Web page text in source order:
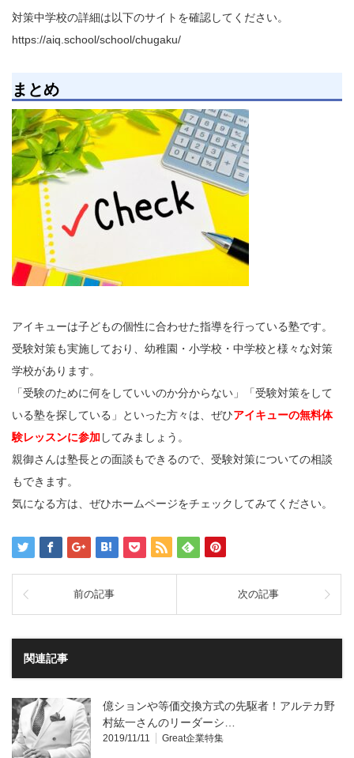
対策中学校の詳細は以下のサイトを確認してください。
https://aiq.school/school/chugaku/
まとめ
アイキューは子どもの個性に合わせた指導を行っている塾です。
受験対策も実施しており、幼稚園・小学校・中学校と様々な対策
学校があります。
「受験のために何をしていいのか分からない」「受験対策をして
いる塾を探している」といった方々は、ぜひアイキューの無料体
験レッスンに参加してみましょう。
親御さんは塾長との面談もできるので、受験対策についての相談
もできます。
気になる方は、ぜひホームページをチェックしてみてください。
前の記事 次の記事
関連記事
億ションや等価交換方式の先駆者！アルテカ野
村紘一さんのリーダーシ…
2019/11/11 Great企業特集